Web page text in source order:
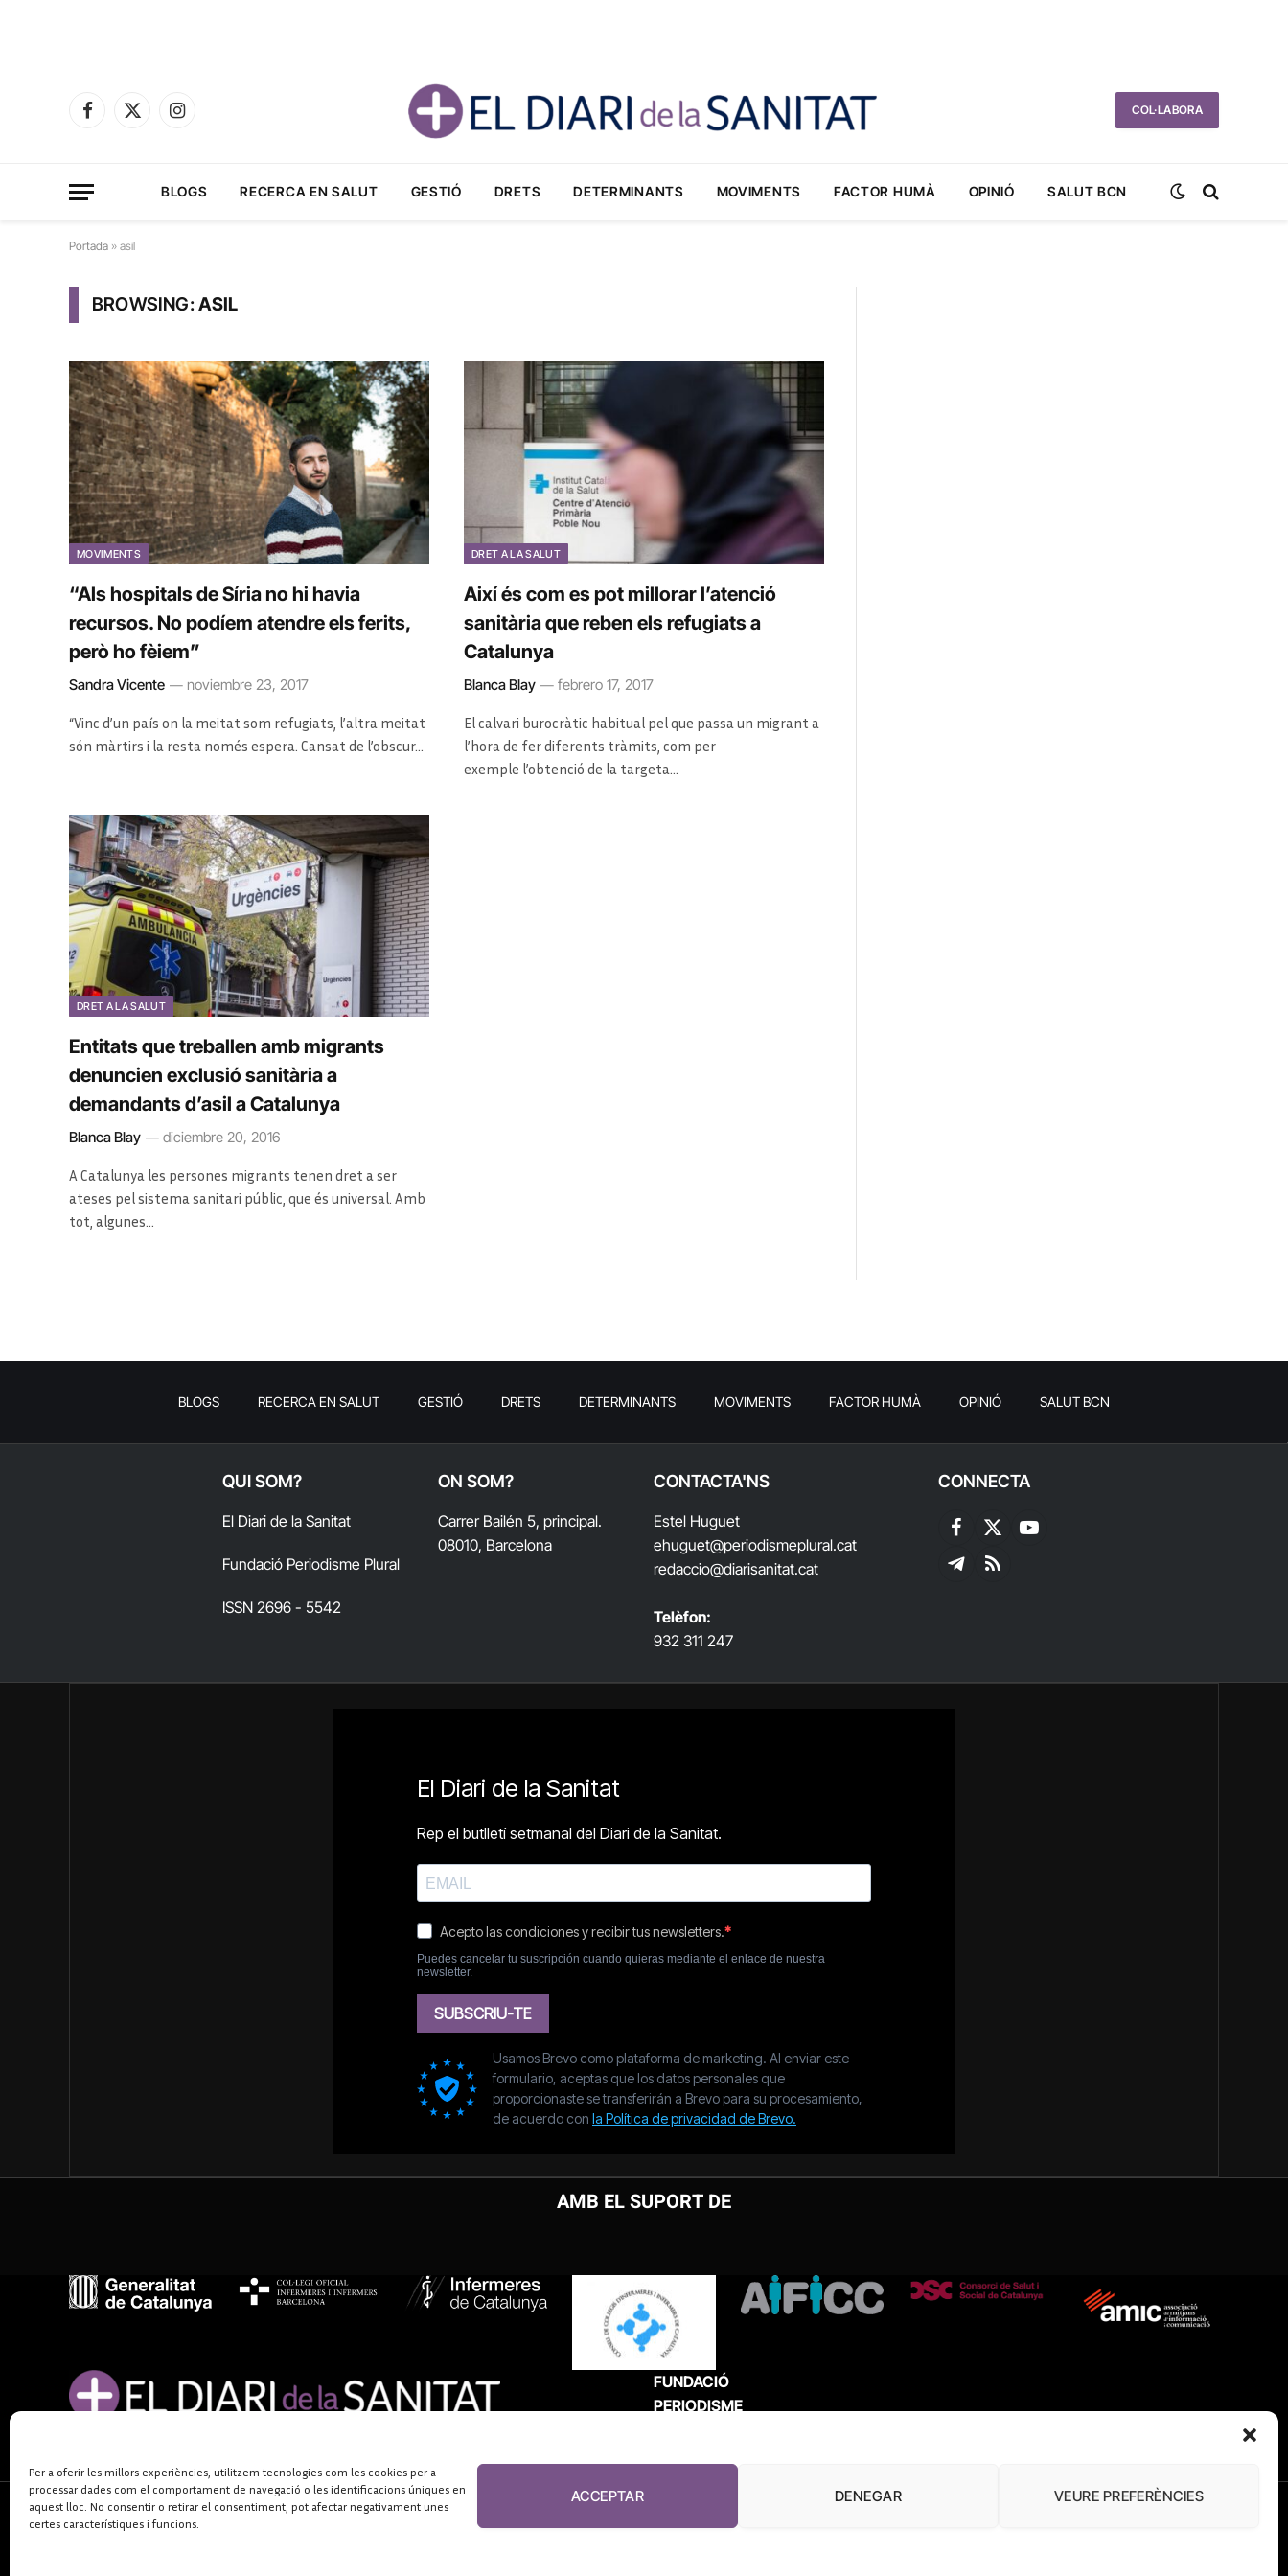
Per a oferir les millors experiències, utilitzem tecnologies com les cookies per a
processar dades com el comportament de navegació o les identificacions úniques en
aquest lloc. No consentir o retirar el consentiment, pot afectar negativament unes
certes característiques i funcions.
ACCEPTAR DENEGAR VEURE PREFERÈNCIES
Facebook
X
Instagram
COL·LABORA
BLOGS RECERCA EN SALUT GESTIÓ DRETS DETERMINANTS MOVIMENTS FACTOR HUMÀ OPINIÓ SALUT BCN
Portada » asil
BROWSING:ASIL
MOVIMENTS
“Als hospitals de Síria no hi havia
recursos. No podíem atendre els ferits,
però ho fèiem”
Sandra Vicente noviembre 23, 2017
“Vinc d’un país on la meitat som refugiats, l’altra meitat
són màrtirs i la resta només espera. Cansat de l’obscur…
DRET A LA SALUT
Així és com es pot millorar l’atenció
sanitària que reben els refugiats a
Catalunya
Blanca Blay febrero 17, 2017
El calvari burocràtic habitual pel que passa un migrant a
l’hora de fer diferents tràmits, com per
exemple l’obtenció de la targeta…
DRET A LA SALUT
Entitats que treballen amb migrants
denuncien exclusió sanitària a
demandants d’asil a Catalunya
Blanca Blay diciembre 20, 2016
A Catalunya les persones migrants tenen dret a ser
ateses pel sistema sanitari públic, que és universal. Amb
tot, algunes…
BLOGS RECERCA EN SALUT GESTIÓ DRETS DETERMINANTS MOVIMENTS FACTOR HUMÀ OPINIÓ SALUT BCN
QUI SOM?
El Diari de la Sanitat
Fundació Periodisme Plural
ISSN 2696 - 5542
ON SOM?
Carrer Bailén 5, principal.
08010, Barcelona
CONTACTA'NS
Estel Huguet
ehuguet@periodismeplural.cat
redaccio@diarisanitat.cat
Telèfon:
932 311 247
CONNECTA
Facebook
X
(Twitter)
YouTube
TelegramRSS
AMB EL SUPORT DE
FUNDACIÓ
PERIODISME